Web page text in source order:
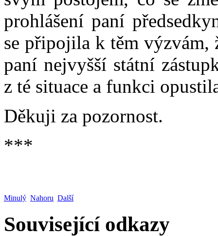
prohlášení paní
se připojila k těm výzvám,
paní nejvyšší státní
z té situace a funkci
Děkuji za pozornost.
***
Minulý Nahoru Další
Související odkazy